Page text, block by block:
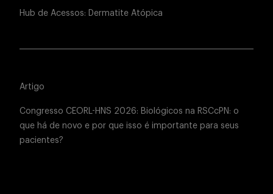
Hub de Acessos: Dermatite Atópica
Artigo
Congresso CEORL-HNS 2026: Biológicos na RSCcPN: o
que há de novo e por que isso é importante para seus
pacientes?